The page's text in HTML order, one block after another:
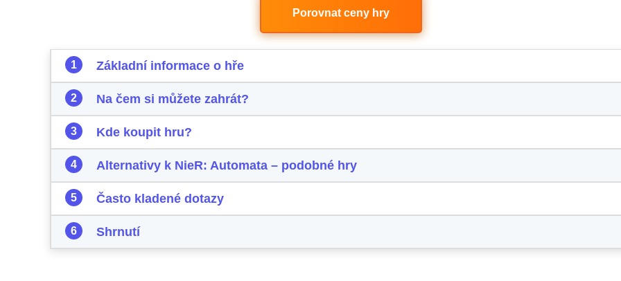
Porovnat ceny hry
Základní informace o hře
Na čem si můžete zahrát?
Kde koupit hru?
Alternativy k NieR: Automata – podobné hry
Často kladené dotazy
Shrnutí